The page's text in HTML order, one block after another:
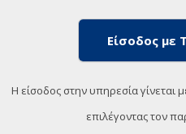
Είσοδος με
Η είσοδος στην υπηρεσία
επιλέγοντας τον